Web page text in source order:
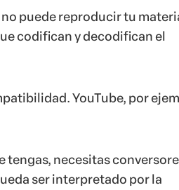
puede reproducir tu
codifican y decodifican el
YouTube, por
tengas, necesitas
ser interpretado por la